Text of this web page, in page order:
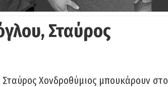
Σταύρος
Χονδροθύμιος μπουκάρουν στο